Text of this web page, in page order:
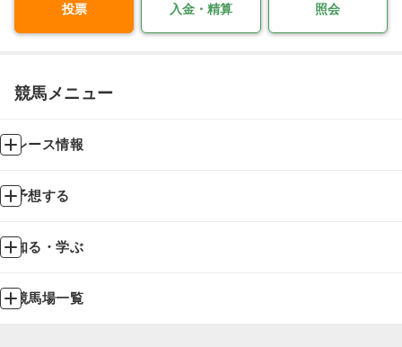
投票 入金・精算 照会
競馬メニュー
レース情報
予想する
知る・学ぶ
競馬場一覧